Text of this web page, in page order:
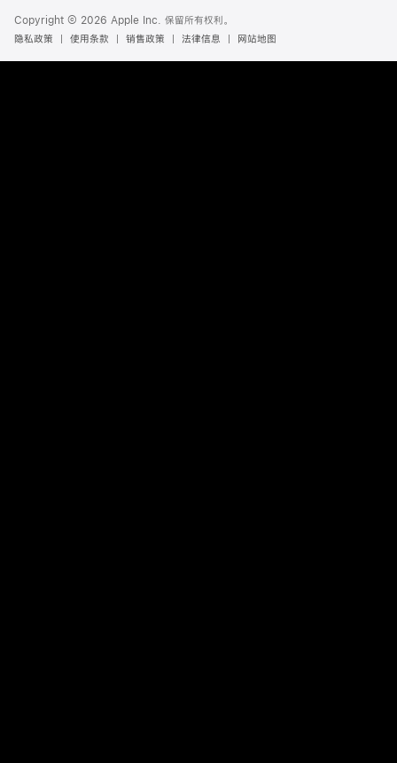
Copyright © 2026 Apple Inc. 保留所有权利。
隐私政策
使用条款 销售政策 法律信息 网站地图